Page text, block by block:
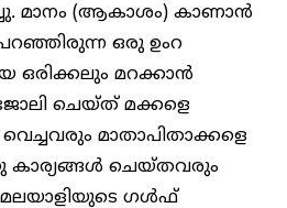
മാനം (ആകാശം) കാണാൻ
ഒരു ഉംറ
ഒരിക്കലും മറക്കാൻ
ചെയ്ത് മക്കളെ
വെച്ചവരും മാതാപിതാക്കളെ
കാര്യങ്ങൾ ചെയ്തവരും
ഗൾഫ്